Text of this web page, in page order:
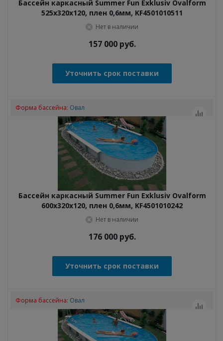
Бассейн каркасный Summer Fun Exklusiv Ovalform
525х320x120, плен 0,6мм, KF4501010511
Нет в наличии
157 000руб.
Уточнить срок поставки
Бассейн каркасный Summer Fun Exklusiv Ovalform
600x320x120, плен 0,6мм, KF4501010242
Нет в наличии
Форма бассейна: Овал
176 000руб.
Уточнить срок поставки
Форма бассейна: Овал